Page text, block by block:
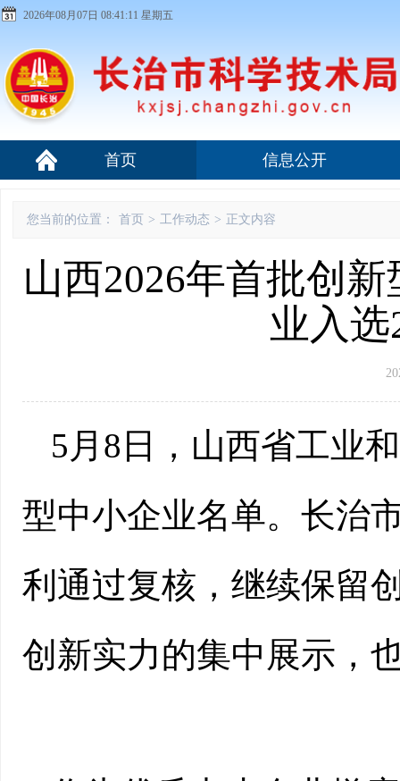
2026年08月07日 08:41:12 星期五
首页 信息公开
您当前的位置： 首页 > 工作动态 > 正文内容
山西2026年首批创
业入
5月8日，山西省工业
型中小企业名单。长治
利通过复核，继续保留
创新实力的集中展示，